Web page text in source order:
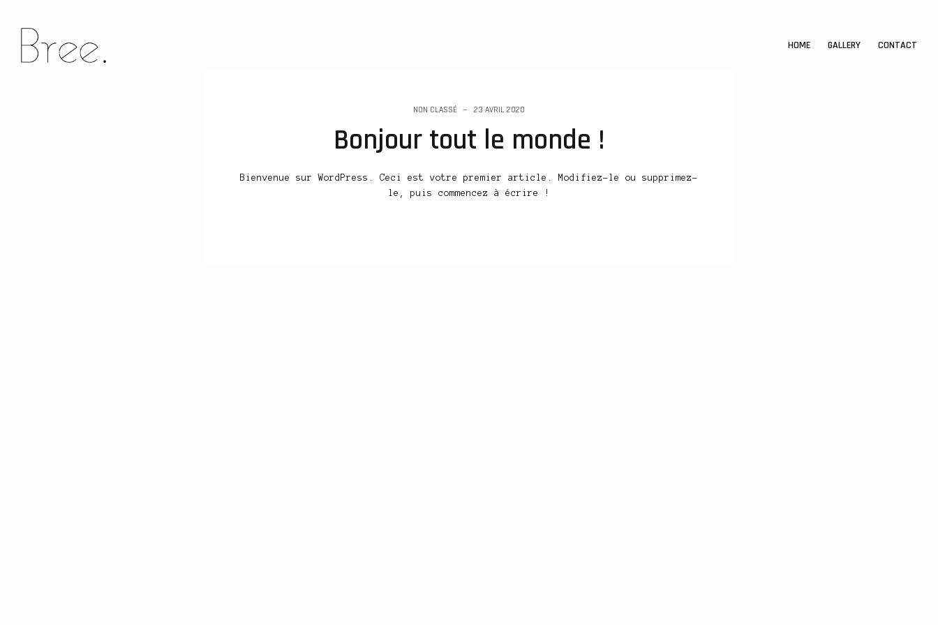
HOME GALLERY CONTACT
NON CLASSÉ 23 AVRIL 2020
Bonjour tout le monde !
Bienvenue sur WordPress. Ceci est votre premier article. Modifiez-le ou supprimez-
le, puis commencez à écrire !